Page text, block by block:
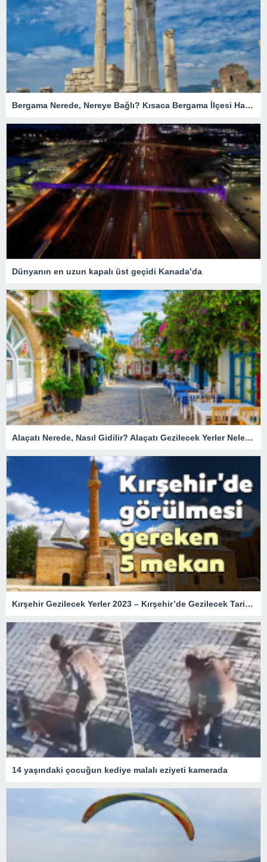
Bergama Nerede, Nereye Bağlı? Kısaca Bergama İlçesi Hakkında Bilgiler
Dünyanın en uzun kapalı üst geçidi Kanada’da
Alaçatı Nerede, Nasıl Gidilir? Alaçatı Gezilecek Yerler Nelerdir?
Kırşehir Gezilecek Yerler 2023 – Kırşehir’de Gezilecek Tarihi Turistik Yerler, En Güzel Doğal Mekanlar ve Müzeler Listesi
14 yaşındaki çocuğun kediye malalı eziyeti kamerada